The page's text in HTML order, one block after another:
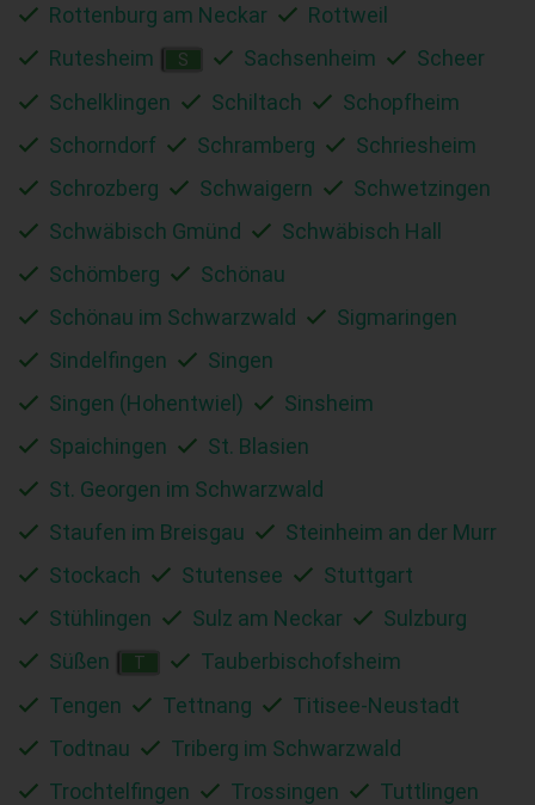
Rottenburg am Neckar
Rottweil
Rutesheim
S Sachsenheim
Scheer
Schelklingen
Schiltach
Schopfheim
Schorndorf
Schramberg
Schriesheim
Schrozberg
Schwaigern
Schwetzingen
Schwäbisch Gmünd
Schwäbisch Hall
Schömberg
Schönau
Schönau im Schwarzwald
Sigmaringen
Sindelfingen
Singen
Singen (Hohentwiel)
Sinsheim
Spaichingen
St. Blasien
St. Georgen im Schwarzwald
Staufen im Breisgau
Steinheim an der Murr
Stockach
Stutensee
Stuttgart
Stühlingen
Sulz am Neckar
Sulzburg
Süßen
T
Tauberbischofsheim
Tengen
Tettnang
Titisee-Neustadt
Todtnau
Triberg im Schwarzwald
Trochtelfingen
Trossingen
Tuttlingen